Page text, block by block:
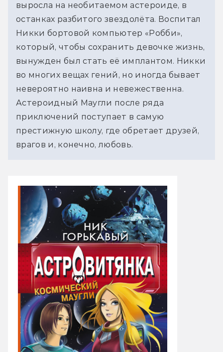
выросла на необитаемом астероиде, в
останках разбитого звездолёта. Воспитал
Никки бортовой компьютер «Робби»,
который, чтобы сохранить девочке жизнь,
вынужден был стать её имплантом. Никки
во многих вещах гений, но иногда бывает
невероятно наивна и невежественна.
Астероидный Маугли после ряда
приключений поступает в самую
престижную школу, где обретает друзей,
врагов и, конечно, любовь.